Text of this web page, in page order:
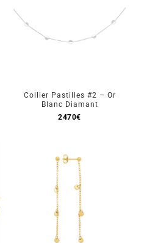
Collier Pastilles #2 – Or
Blanc Diamant
2470€